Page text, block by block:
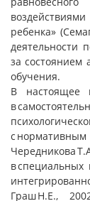
ребенка»
деятельности
за состоянием
обучения.
В настоящее
в
с
Чередникова
в специальных
Граш Н.Е.,